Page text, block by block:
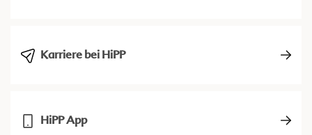
Karriere bei HiPP
HiPP App